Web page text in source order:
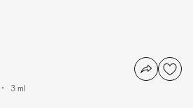
3 ml